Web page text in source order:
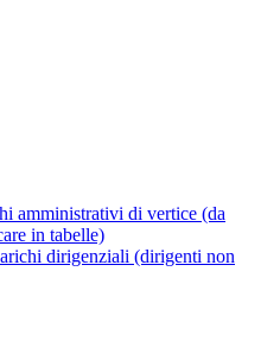
amministrativi di vertice (da
in tabelle)
dirigenziali (dirigenti non